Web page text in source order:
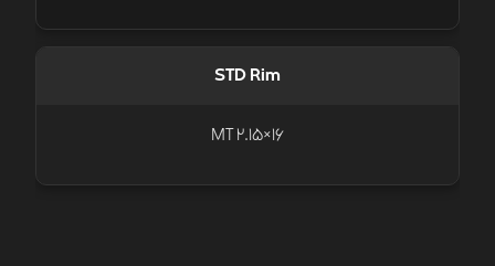
STD Rim
16×2.15 MT